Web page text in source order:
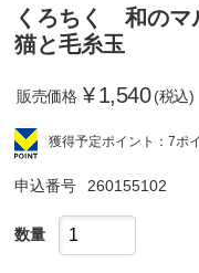
くろちく 和のマ
猫と毛糸玉
販売価格 ¥1,540 (税込)
獲得予定ポイント：7ポ
申込番号 260155102
数量